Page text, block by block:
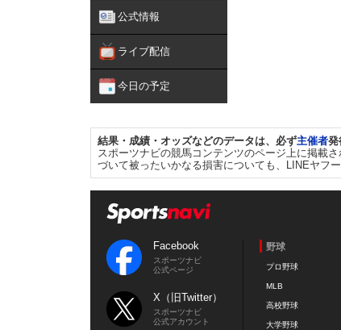
公式情報
ライブ配信
今日の予定
結果・成績・オッズなどのデータは、必ず主催者発
スポーツナビの競馬コンテンツのページ上に掲載
づいて被ったいかなる損害についても、LINEヤフ
Facebook
スポーツナビ
公式ページ
X（旧Twitter）
スポーツナビ
公式アカウント
野球
プロ野球
MLB
高校野球
大学野球